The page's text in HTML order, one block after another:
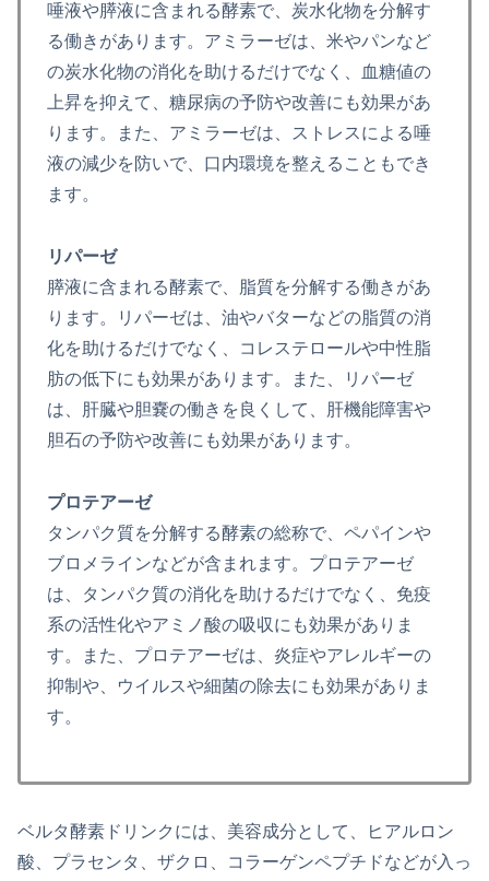
唾液や膵液に含まれる酵素で、炭水化物を分解す
る働きがあります。アミラーゼは、米やパンなど
の炭水化物の消化を助けるだけでなく、血糖値の
上昇を抑えて、糖尿病の予防や改善にも効果があ
ります。また、アミラーゼは、ストレスによる唾
液の減少を防いで、口内環境を整えることもでき
ます。
リパーゼ
膵液に含まれる酵素で、脂質を分解する働きがあ
ります。リパーゼは、油やバターなどの脂質の消
化を助けるだけでなく、コレステロールや中性脂
肪の低下にも効果があります。また、リパーゼ
は、肝臓や胆嚢の働きを良くして、肝機能障害や
胆石の予防や改善にも効果があります。
プロテアーゼ
タンパク質を分解する酵素の総称で、ペパインや
ブロメラインなどが含まれます。プロテアーゼ
は、タンパク質の消化を助けるだけでなく、免疫
系の活性化やアミノ酸の吸収にも効果がありま
す。また、プロテアーゼは、炎症やアレルギーの
抑制や、ウイルスや細菌の除去にも効果がありま
す。
ベルタ酵素ドリンクには、美容成分として、ヒアルロン
酸、プラセンタ、ザクロ、コラーゲンペプチドなどが入っ